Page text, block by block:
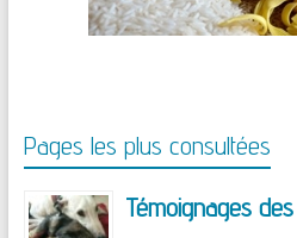
Pages les plus consultées
Témoignages